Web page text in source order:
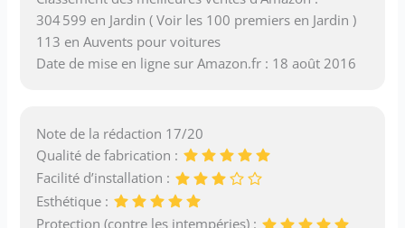
304 599 en Jardin ( Voir les 100 premiers en Jardin )
113 en Auvents pour voitures
Date de mise en ligne sur Amazon.fr : 18 août 2016
Note de la rédaction 17/20
Qualité de fabrication :
Facilité d’installation :
Esthétique :
Protection (contre les intempéries) :